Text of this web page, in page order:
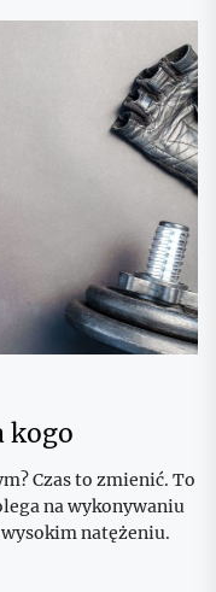
kogo
Czas to zmienić. To
na wykonywaniu
natężeniu.